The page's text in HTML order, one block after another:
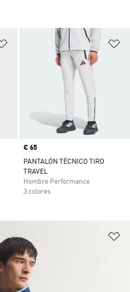
Añadir a la lista de deseos
Precio
€ 65
PANTALÓN TÉCNICO TIRO
TRAVEL
Hombre Performance
3 colores